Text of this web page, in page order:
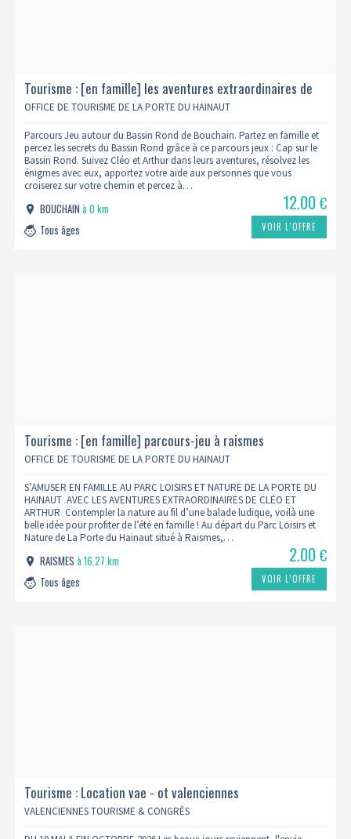
Tourisme : [en famille] les aventures extraordinaires de
cléo et arthur - cap sur le bassin rond
OFFICE DE TOURISME DE LA PORTE DU HAINAUT
Parcours Jeu autour du Bassin Rond de Bouchain. Partez en famille et
percez les secrets du Bassin Rond grâce à ce parcours jeux : Cap sur le
Bassin Rond. Suivez Cléo et Arthur dans leurs aventures, résolvez les
énigmes avec eux, apportez votre aide aux personnes que vous
croiserez sur votre chemin et percez à…
BOUCHAINà 0 km
Tous âges
12.00€
VOIR L’OFFRE
Tourisme : [en famille] parcours-jeu à raismes
OFFICE DE TOURISME DE LA PORTE DU HAINAUT
S’AMUSER EN FAMILLE AU PARC LOISIRS ET NATURE DE LA PORTE DU
HAINAUT AVEC LES AVENTURES EXTRAORDINAIRES DE CLÉO ET
ARTHUR Contempler la nature au fil d’une balade ludique, voilà une
belle idée pour profiter de l’été en famille ! Au départ du Parc Loisirs et
Nature de La Porte du Hainaut situé à Raismes,…
RAISMESà 16.27 km
Tous âges
2.00€
VOIR L’OFFRE
Tourisme : Location vae - ot valenciennes
VALENCIENNES TOURISME & CONGRÈS